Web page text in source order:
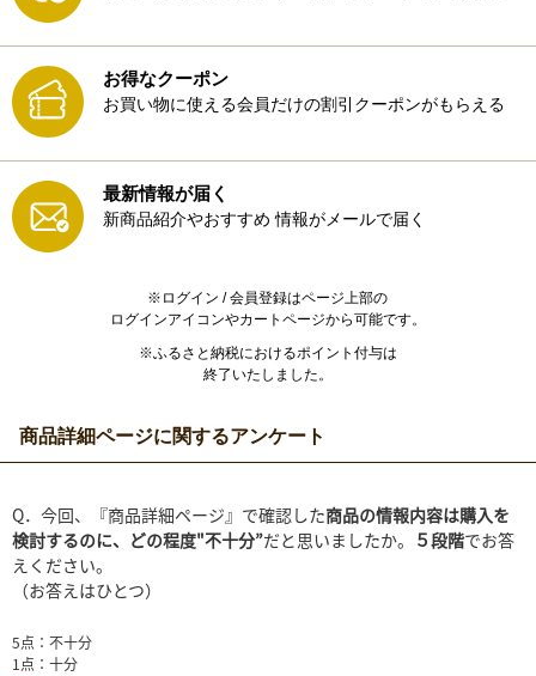
お得なクーポン
お買い物に使える会員だけの割引クーポンがもらえる
最新情報が届く
新商品紹介やおすすめ 情報がメールで届く
※ログイン / 会員登録はページ上部の
ログインアイコンやカートページから可能です。
※ふるさと納税におけるポイント付与は
終了いたしました。
商品詳細ページに関するアンケート